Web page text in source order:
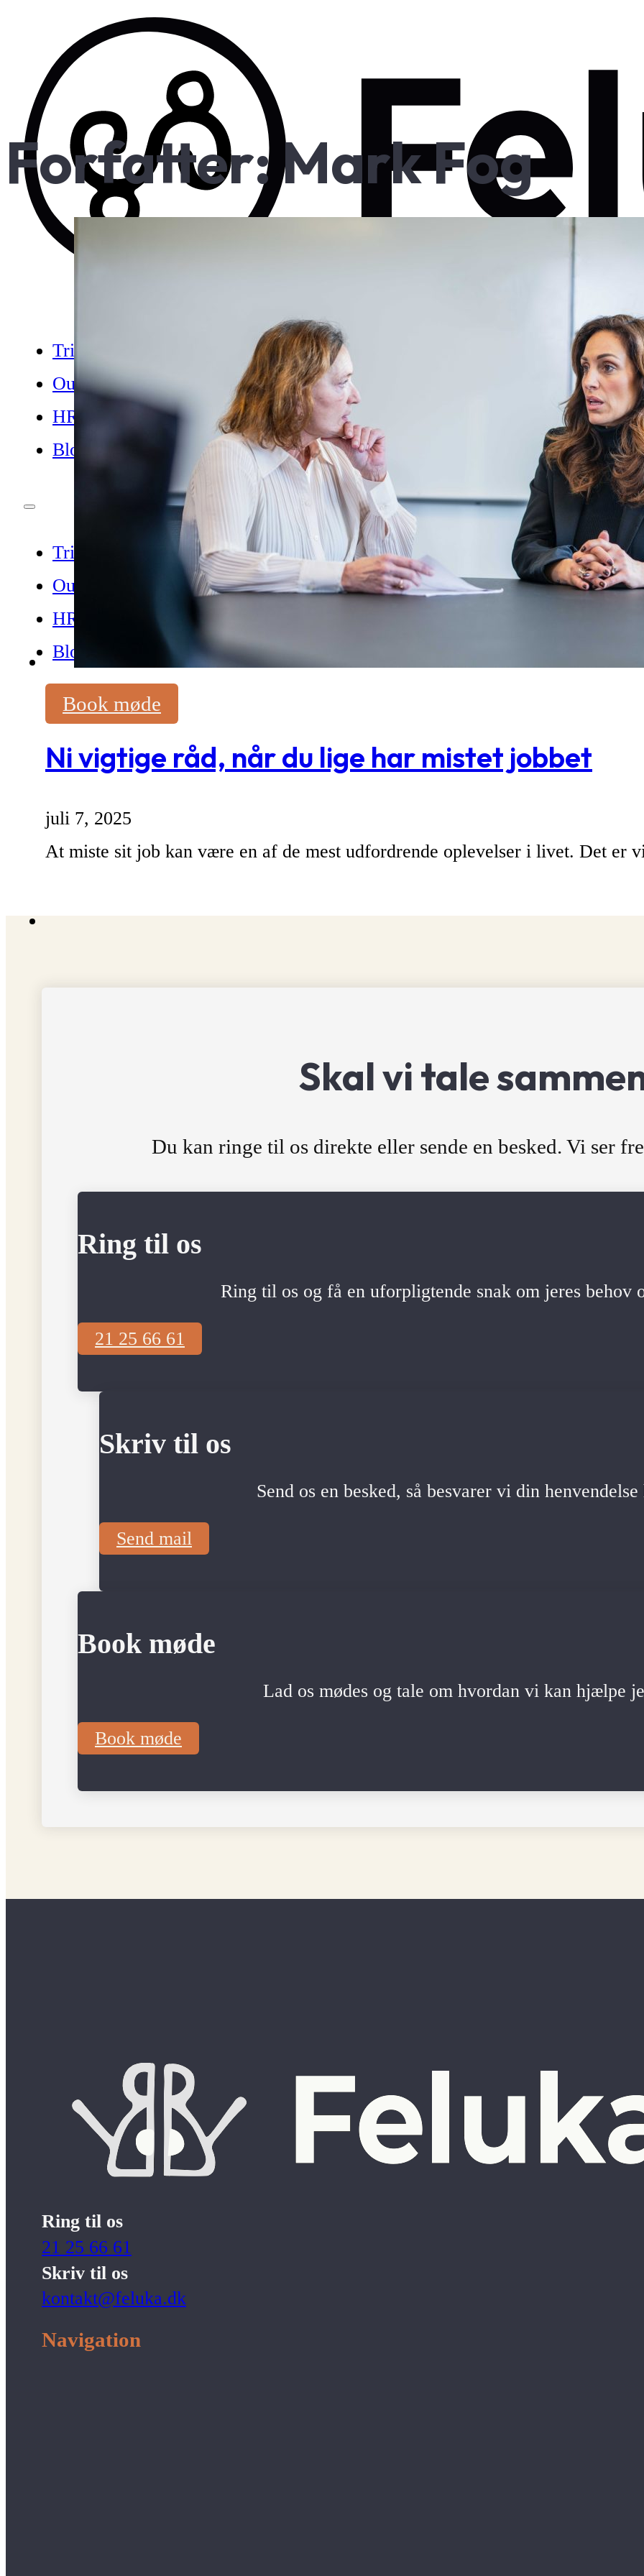
Trivselspakker
Outplacement
HR Services
Blog
Trivselspakker
Outplacement
HR Services
Blog
Book møde
Forfatter:Mark Fog
Ni vigtige råd, når du lige har mistet jobbet
juli 7, 2025
At miste sit job kan være en af de mest udfordrende oplevelser i livet. Det er
Skal vi tale
Du kan ringe til os direkte eller sende en besked. Vi ser
Ring til os
Ring til os og få en uforpligtende snak om jeres behov
21 25 66 61
Skriv til os
Send os en besked, så besvarer vi din
Send mail
Book møde
Lad os mødes og tale om hvordan vi kan hjælpe
Book møde
Ring til os
21 25 66 61
Skriv til os
kontakt@feluka.dk
Navigation